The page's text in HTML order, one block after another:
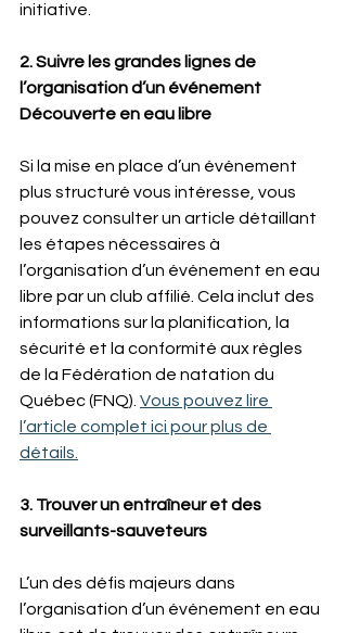
initiative.
2. Suivre les grandes lignes de
l’organisation d’un événement
Découverte en eau libre
Si la mise en place d’un événement
plus structuré vous intéresse, vous
pouvez consulter un article détaillant
les étapes nécessaires à
l’organisation d’un événement en eau
libre par un club affilié. Cela inclut des
informations sur la planification, la
sécurité et la conformité aux règles
de la Fédération de natation du
Québec (FNQ). Vous pouvez lire
l’article complet ici pour plus de
détails.
3. Trouver un entraîneur et des
surveillants-sauveteurs
L’un des défis majeurs dans
l’organisation d’un événement en eau